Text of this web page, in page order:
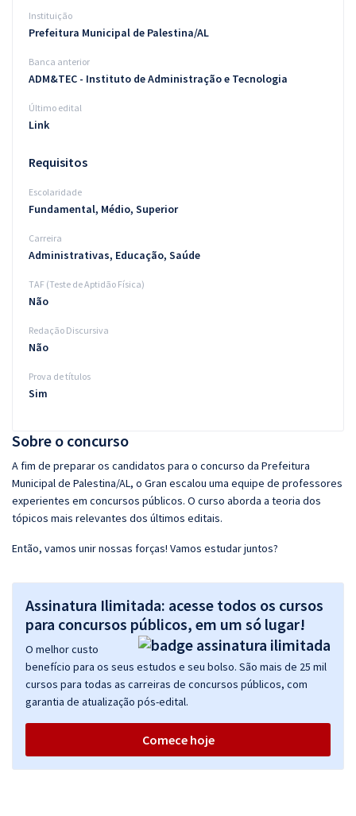
Aprovados
Atendimento
Sobre o concurso
A fim de preparar os candidatos para o concurso da Prefeitura
Municipal de Palestina/AL, o Gran escalou uma equipe de professores
experientes em concursos públicos. O curso aborda a teoria dos
tópicos mais relevantes dos últimos editais.
Então, vamos unir nossas forças! Vamos estudar juntos?
Assinatura Ilimitada: acesse todos os cursos
para concursos públicos, em um só lugar!
O melhor custo
benefício para os seus estudos e seu bolso. São mais de 25 mil
cursos para todas as carreiras de concursos públicos, com
garantia de atualização pós-edital.
Comece hoje
Instituição
Prefeitura Municipal de Palestina/AL
Banca anterior
ADM&TEC - Instituto de Administração e Tecnologia
Último edital
Link
Requisitos
Escolaridade
Fundamental, Médio, Superior
Carreira
Administrativas, Educação, Saúde
TAF (Teste de Aptidão Física)
Não
Redação Discursiva
Não
Prova de títulos
Sim